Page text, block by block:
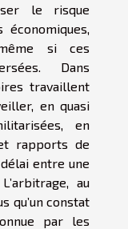
le risque
économiques,
si ces
Dans
travaillent
en quasi
en
rapports de
entre une
au
qu’un constat
par les